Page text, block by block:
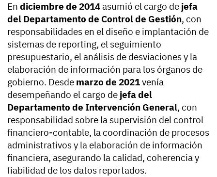
En diciembre de 2014asumió el cargo de jefa
del Departamento de Control de Gestión, con
responsabilidades en el diseño e implantación de
sistemas de reporting, el seguimiento
presupuestario, el análisis de desviaciones y la
elaboración de información para los órganos de
gobierno. Desde marzo de 2021venía
desempeñando el cargo de jefa del
Departamento de Intervención General, con
responsabilidad sobre la supervisión del control
financiero-contable, la coordinación de procesos
administrativos y la elaboración de información
financiera, asegurando la calidad, coherencia y
fiabilidad de los datos reportados.